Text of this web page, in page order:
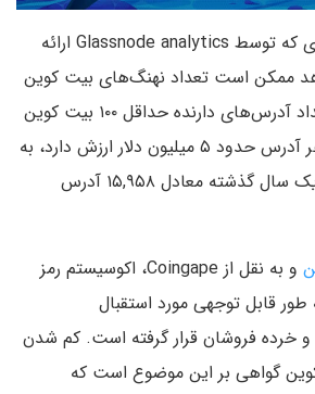
داده‌های درون زنجیره‌ای که توسط Glassnode analytics ارائه
ممکن است تعداد نهنگ‌های بیت کوین
رو به کاهش باشد. تعداد آدرس‌های دارنده حداقل ۱۰۰ بیت کوین
که با قیمت امروز آن هر آدرس حدود ۵ میلیون دلار ارزش دارد، به
کمترین میزان خود در یک سال گذشته معادل ۱۵,۹۵۸ آدرس
و به نقل از Coingape، اکوسیستم رمز
قابل توجهی مورد استقبال
و خرده‌ فروشان قرار گرفته است. کم شدن
گواهی بر این موضوع است که